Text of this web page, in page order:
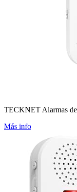
TECKNET Alarmas de
Más info